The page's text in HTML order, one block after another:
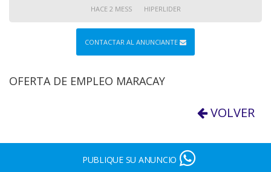
HACE 2 MESS HIPERLIDER
CONTACTAR AL ANUNCIANTE
OFERTA DE EMPLEO MARACAY
VOLVER
PUBLIQUE SU ANUNCIO